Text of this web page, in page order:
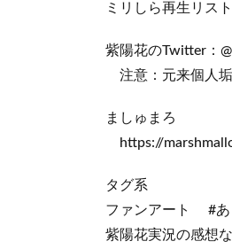
ミリしら再生リス
紫陽花のTwitter：
注意：元来個人垢
ましゅまろ
https://
タグ系
ファンアート #あ
紫陽花実況の感想